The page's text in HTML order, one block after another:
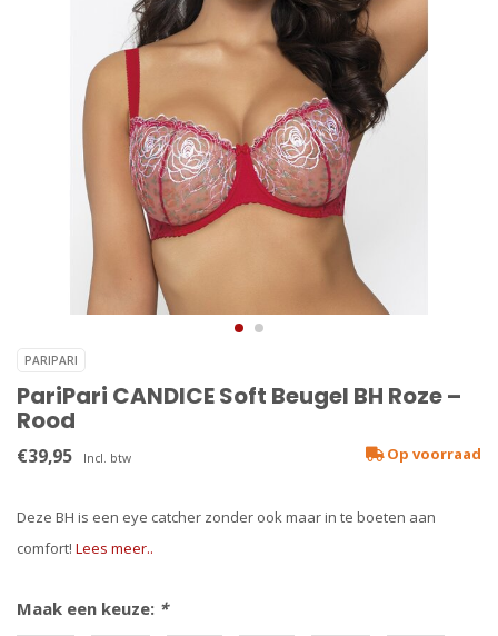
PARIPARI
PariPari CANDICE Soft Beugel BH Roze –
Rood
€39,95 Incl. btw Op voorraad
Deze BH is een eye catcher zonder ook maar in te boeten aan
comfort! Lees meer..
Maak een keuze: *